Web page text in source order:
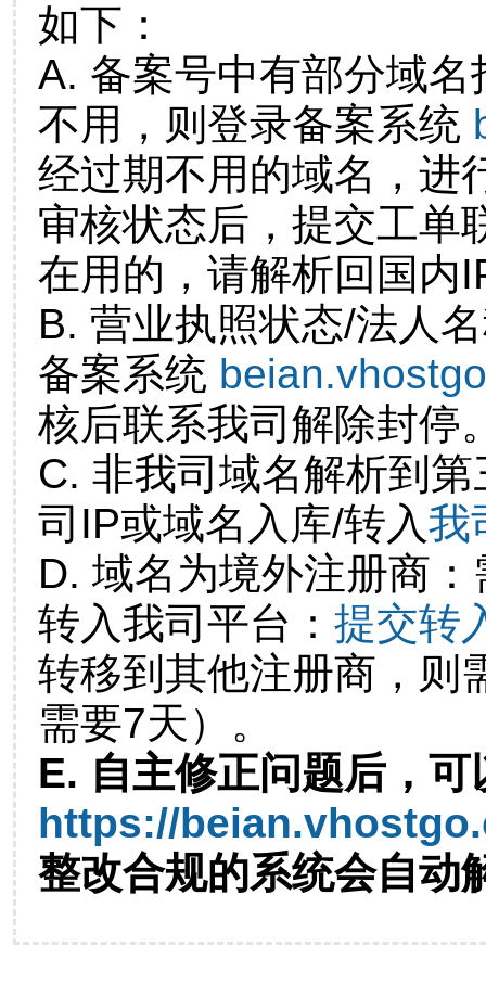
如下：
A. 备案号中有部分域
不用，则登录备案系统
经过期不用的域名，进
审核状态后，提交工单
在用的，请解析回国内
B. 营业执照状态/法人
备案系统
核后联系我司解除封停
C. 非我司域名解析到
司IP或域名入库/转入我
D. 域名为境外注册商
转入我司平台： 提交转
转移到其他注册商，则
需要7天）。
E. 自主修正问题后，可
https://
整改合规的系统会自动